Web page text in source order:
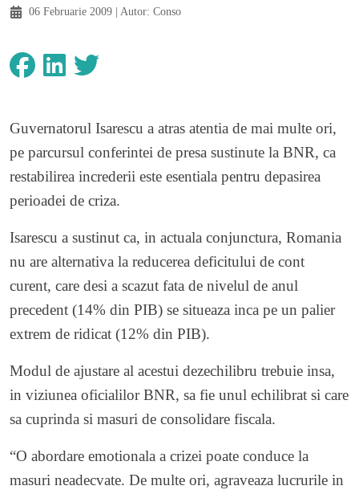
06 Februarie 2009 | Autor: Conso
Guvernatorul Isarescu a atras atentia de mai multe ori,
pe parcursul conferintei de presa sustinute la BNR, ca
restabilirea increderii este esentiala pentru depasirea
perioadei de criza.
Isarescu a sustinut ca, in actuala conjunctura, Romania
nu are alternativa la reducerea deficitului de cont
curent, care desi a scazut fata de nivelul de anul
precedent (14% din PIB) se situeaza inca pe un palier
extrem de ridicat (12% din PIB).
Modul de ajustare al acestui dezechilibru trebuie insa,
in viziunea oficialilor BNR, sa fie unul echilibrat si care
sa cuprinda si masuri de consolidare fiscala.
“O abordare emotionala a crizei poate conduce la
masuri neadecvate. De multe ori, agraveaza lucrurile in